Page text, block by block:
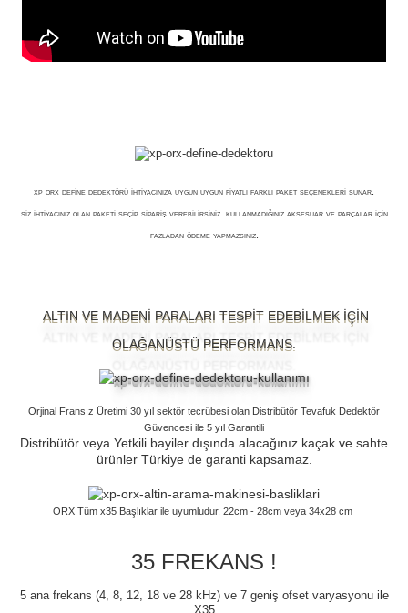
xp orx define dedektörü ihtiyacınıza uygun uygun fiyatlı farklı paket seçenekleri sunar.
siz ihtiyacınız olan paketi seçip sipariş verebilirsiniz. kullanmadığınız aksesuar ve parçalar için
fazladan ödeme yapmazsınız.
ALTIN VE MADENİ PARALARI TESPİT EDEBİLMEK İÇİN
OLAĞANÜSTÜ PERFORMANS.
Orjinal Fransız Üretimi 30 yıl sektör tecrübesi olan Distribütör Tevafuk Dedektör
Güvencesi ile 5 yıl Garantili
Distribütör veya Yetkili bayiler dışında alacağınız kaçak ve sahte
ürünler Türkiye de garanti kapsamaz.
ORX Tüm x35 Başlıklar ile uyumludur. 22cm - 28cm veya 34x28 cm
35 FREKANS !
5 ana frekans (4, 8, 12, 18 ve 28 kHz) ve 7 geniş ofset varyasyonu ile
X35